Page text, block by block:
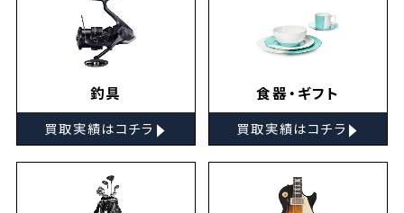
釣具
買取実績はコチラ ▸
食器・ギフト
買取実績はコチラ ▸